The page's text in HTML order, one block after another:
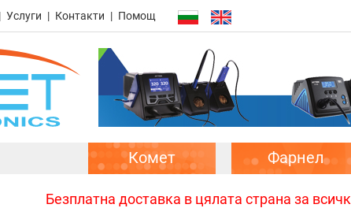
Услуги Контакти Помощ
Комет Фарнел
Безплатна доставка в цялата страна за